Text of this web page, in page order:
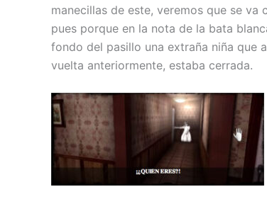
manecillas de este, veremos que se
pues porque en la nota de la bata
fondo del pasillo una extraña niña que
vuelta anteriormente, estaba cerrada.